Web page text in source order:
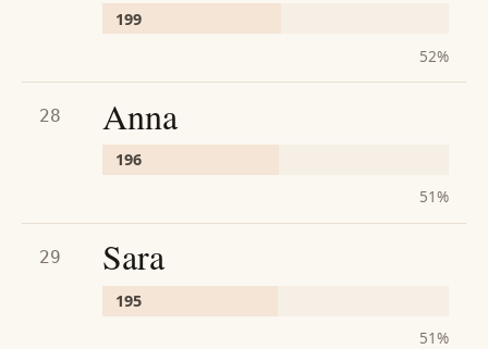
199
52%
28 Anna
196
51%
29 Sara
195
51%